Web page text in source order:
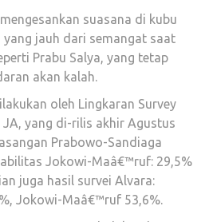
suasana di kubu
jauh dari semangat saat
Prabu Salya, yang tetap
akan kalah.
oleh Lingkaran Survey
JA, yang di-rilis akhir Agustus
Prabowo-Sandiaga
Jokowi-Maâ€™ruf: 29,5%
juga hasil survei Alvara:
Jokowi-Maâ€™ruf 53,6%.